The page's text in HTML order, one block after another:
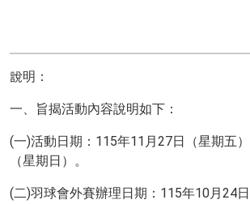
說明：
一、旨揭活動內容說明如下：
(一)活動日期：115年11月27日（星期五
（星期日）。
(二)羽球會外賽辦理日期：115年10月24